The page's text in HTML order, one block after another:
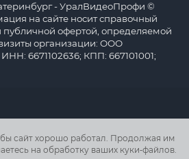
сайт хорошо работал. Продолжая им
на обработку ваших куки‑файлов.
- УралВидеоПрофи ©
на сайте носит справочный
публичной офертой, определяемой
организации: ООО
6671102636; КПП: 667101001;